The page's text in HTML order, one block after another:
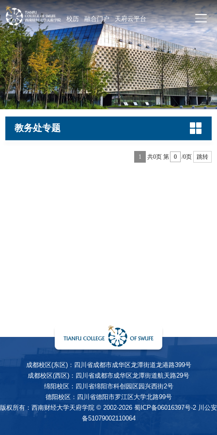
校历 融合门户 天府云平台
教务处专题
1 共0页 第 /0页 跳转
成都校区(东区)：四川省成都市成华区龙潭街道龙港路399号
成都校区(西区)：四川省成都市成华区龙潭街道航天路29号
绵阳校区：四川省绵阳市科创园区园兴西街2号
德阳校区：四川省德阳市罗江区大学北路99号
版权所有：西南财经大学天府学院 © 2002-2026 蜀ICP备06016397号-2 川公安
备51079002110064